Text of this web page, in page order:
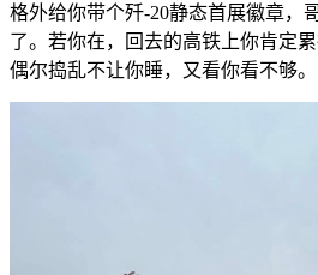
格外给你带个歼-20静态首展徽章，
了。若你在，回去的高铁上你肯定
偶尔捣乱不让你睡，又看你看不够。